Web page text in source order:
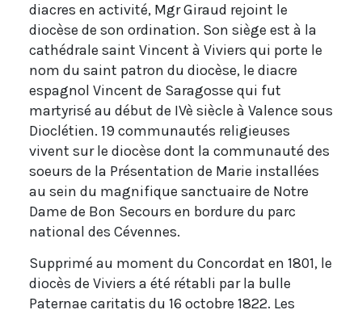
diacres en activité, Mgr Giraud rejoint le
diocèse de son ordination. Son siège est à la
cathédrale saint Vincent à Viviers qui porte le
nom du saint patron du diocèse, le diacre
espagnol Vincent de Saragosse qui fut
martyrisé au début de IVè siècle à Valence sous
Dioclétien. 19 communautés religieuses
vivent sur le diocèse dont la communauté des
soeurs de la Présentation de Marie installées
au sein du magnifique sanctuaire de Notre
Dame de Bon Secours en bordure du parc
national des Cévennes.
Supprimé au moment du Concordat en 1801, le
diocès de Viviers a été rétabli par la bulle
Paternae caritatis du 16 octobre 1822. Les